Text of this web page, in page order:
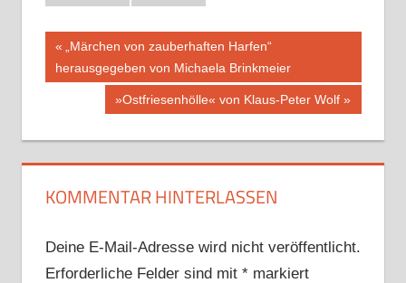
Beitragsnavigation
Vorheriger
Beitrag:
„Märchen von zauberhaften Harfen“
herausgegeben von Michaela Brinkmeier
Nächster
»Ostfriesenhölle« von Klaus-Peter Wolf
KOMMENTAR HINTERLASSEN
Deine E-Mail-Adresse wird nicht veröffentlicht.
Erforderliche Felder sind mit *markiert